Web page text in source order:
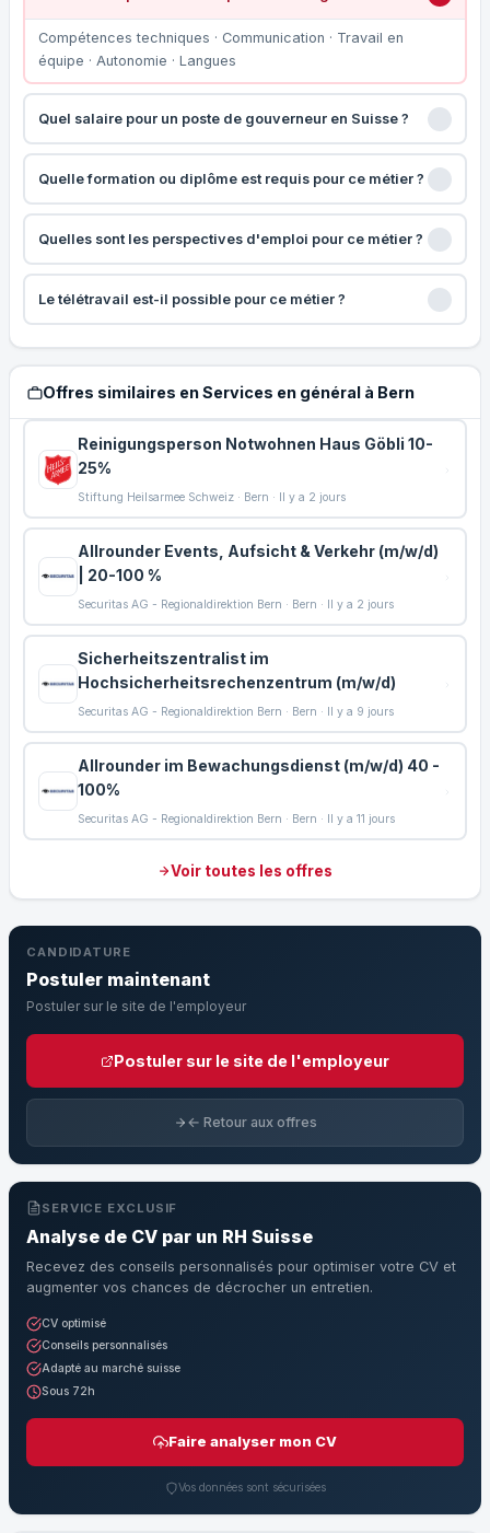
Compétences techniques · Communication · Travail en
équipe · Autonomie · Langues
Quel salaire pour un poste de gouverneur en Suisse ?
Quelle formation ou diplôme est requis pour ce métier ?
Quelles sont les perspectives d'emploi pour ce métier ?
Le télétravail est-il possible pour ce métier ?
Offres similaires en Services en général à Bern
Reinigungsperson Notwohnen Haus Göbli 10-
25%
Stiftung Heilsarmee Schweiz · Bern · Il y a 2 jours
Allrounder Events, Aufsicht & Verkehr (m/w/d)
| 20-100 %
Securitas AG - Regionaldirektion Bern · Bern · Il y a 2 jours
Sicherheitszentralist im
Hochsicherheitsrechenzentrum (m/w/d)
Securitas AG - Regionaldirektion Bern · Bern · Il y a 9 jours
Allrounder im Bewachungsdienst (m/w/d) 40 -
100%
Securitas AG - Regionaldirektion Bern · Bern · Il y a 11 jours
Voir toutes les offres
CANDIDATURE
Postuler maintenant
Postuler sur le site de l'employeur
Postuler sur le site de l'employeur
← Retour aux offres
SERVICE EXCLUSIF
Analyse de CV par un RH Suisse
Recevez des conseils personnalisés pour optimiser votre CV et
augmenter vos chances de décrocher un entretien.
CV optimisé
Conseils personnalisés
Adapté au marché suisse
Sous 72h
Faire analyser mon CV
Vos données sont sécurisées